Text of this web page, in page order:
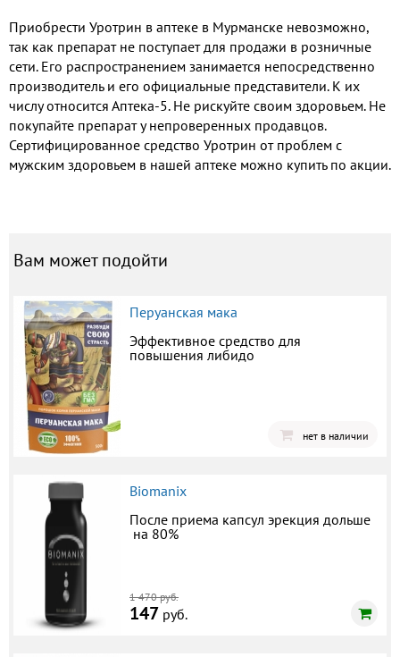
Приобрести Уротрин в аптеке в Мурманске невозможно,
так как препарат не поступает для продажи в розничные
сети. Его распространением занимается непосредственно
производитель и его официальные представители. К их
числу относится Аптека-5. Не рискуйте своим здоровьем. Не
покупайте препарат у непроверенных продавцов.
Сертифицированное средство Уротрин от проблем с
мужским здоровьем в нашей аптеке можно купить по акции.
Вам может подойти
Перуанская мака
Эффективное средство для
повышения либидо
нет в наличии
Biomanix
После приема капсул эрекция дольше
на 80%
1 470 руб.
147 руб.